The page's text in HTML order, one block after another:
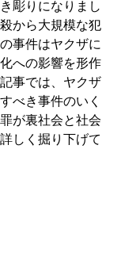
彫りになりまし
から大規模な犯
事件はヤクザに
への影響を形作
事では、ヤクザ
べき事件のいく
が裏社会と社会
しく掘り下げて